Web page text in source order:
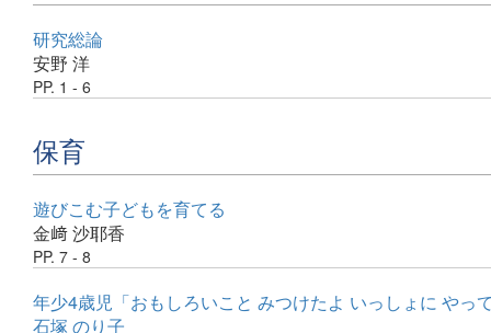
研究総論
安野 洋
PP. 1 - 6
保育
遊びこむ子どもを育てる
金﨑 沙耶香
PP. 7 - 8
年少4歳児「おもしろいこと みつけたよ いっしょに やっ
石塚 のり子